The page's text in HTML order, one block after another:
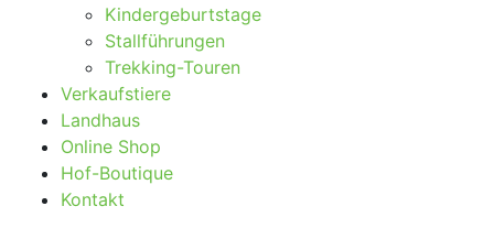
Kin­der­ge­burts­ta­ge
Stall­füh­run­gen
Tre­k­­king-Tou­­ren
Ver­kaufs­tie­re
Land­haus
Online Shop
Hof-Bou­­tique
Kon­takt